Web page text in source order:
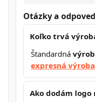
Otázky a
Koľko trvá
Štandardná
expresná výroba
Ako dodám